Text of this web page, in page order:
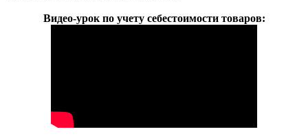
Видео-урок по учету себестоимости товаров: